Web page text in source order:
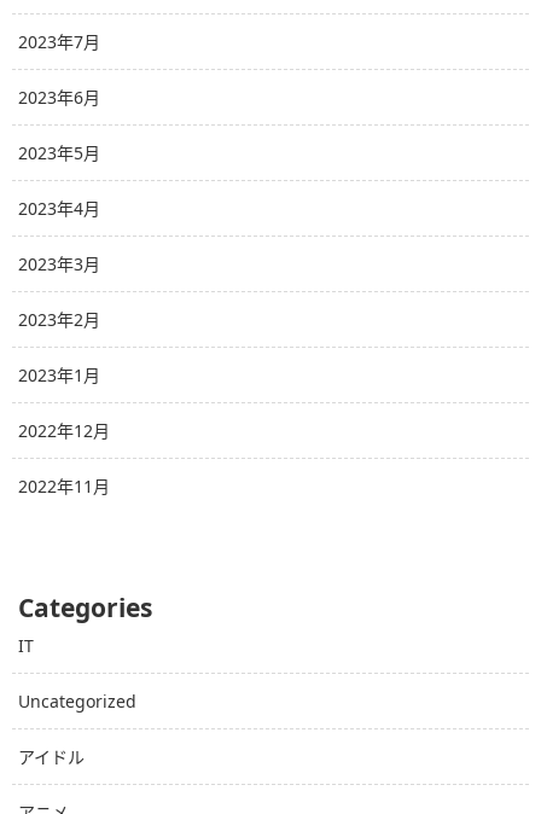
2023年7月
2023年6月
2023年5月
2023年4月
2023年3月
2023年2月
2023年1月
2022年12月
2022年11月
Categories
IT
Uncategorized
アイドル